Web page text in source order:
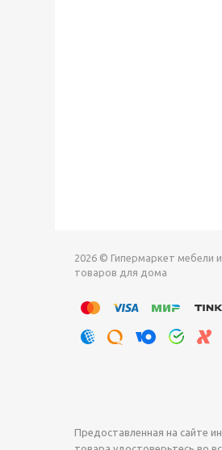
2026 © Гипермаркет мебели и
товаров для дома
Предоставленная на сайте